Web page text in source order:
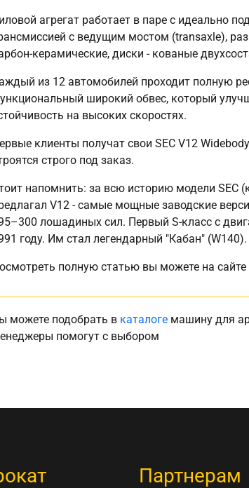
агрегат работает в паре с идеально
с ведущим мостом (transaxle),
керамические, диски - кованые
из 12 автомобилей проходит полную
широкий обвес, который
на высоких скоростях.
клиенты получат свои SEC V12
строго под заказ.
напомнить: за всю историю модели SEC
V12 - самые мощные заводские
лошадиных сил. Первый S-класс с
году. Им стал легендарный "Кабан" (W140).
полную статью вы можете на сайте
можете подобрать в каталоге машину для
помогут с выбором
Партнерам